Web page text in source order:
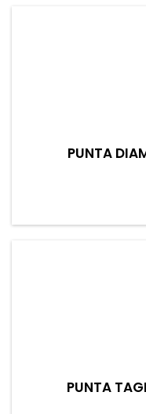
PUNTA
PUNTA